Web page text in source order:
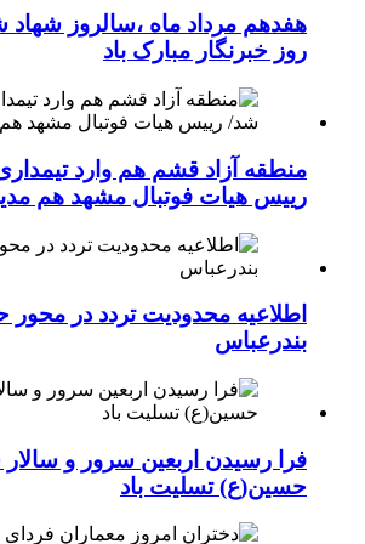
هفدهم مرداد ماه ،سالروز
روز خبرنگار مبارک باد
منطقه آزاد قشم هم وارد
رییس هیات فوتبال مشهد هم
اطلاعیه محدودیت تردد در محور
بندرعباس
فرا رسیدن اربعین سرور و سالار
حسین(ع) تسلیت باد